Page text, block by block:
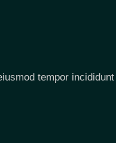
tempor incididunt